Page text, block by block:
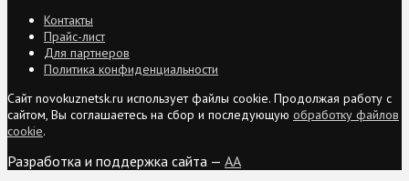
Контакты
Прайс-лист
Для партнеров
Политика конфиденциальности
Сайт novokuznetsk.ru использует файлы cookie. Продолжая работу с
сайтом, Вы соглашаетесь на сбор и последующую обработку файлов
cookie.
Разработка и поддержка сайта — AA